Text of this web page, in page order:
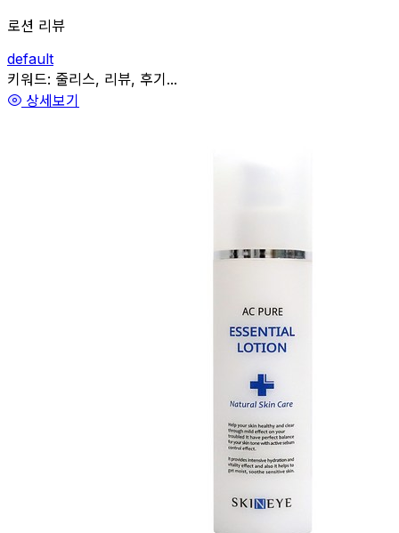
로션 리뷰
default
관련
키워드: 줄리스, 리뷰, 후기...
상세보기